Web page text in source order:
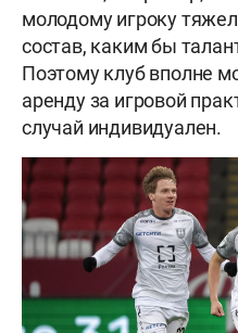
молодому игроку
состав, каким бы
Поэтому клуб вполне
аренду за игровой
случай индивидуален.